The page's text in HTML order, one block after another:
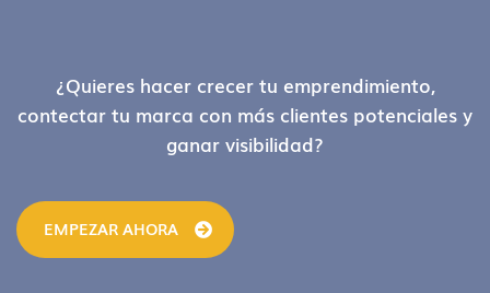
Footer¿Quieres hacer crecer tu emprendimiento,
contectar tu marca con más clientes potenciales y
ganar visibilidad?
EMPEZAR AHORA